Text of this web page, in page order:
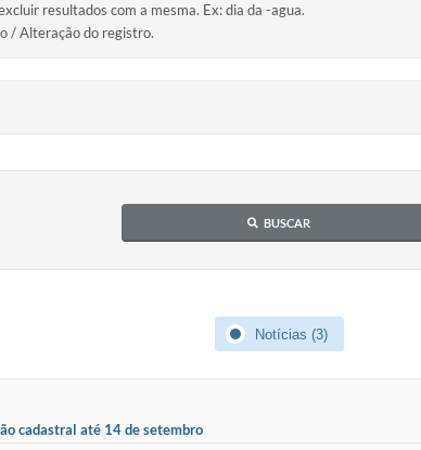
resultados com a mesma. Ex: dia da -agua.
/ Alteração do registro.
BUSCAR
Notícias (3)
cadastral até 14 de setembro